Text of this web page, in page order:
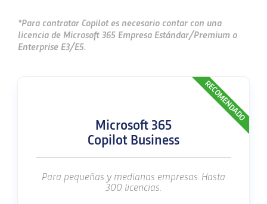
*Para contratar Copilot es necesario contar con una
licencia de Microsoft 365 Empresa Estándar/Premium o
Enterprise E3/E5.
RECOMENDADO
Microsoft 365
Copilot Business
Para pequeñas y medianas empresas. Hasta
300 licencias.